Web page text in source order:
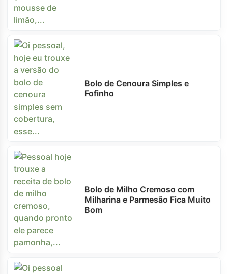
Bolo de Cenoura Simples e
Fofinho
Bolo de Milho Cremoso com
Milharina e Parmesão Fica Muito
Bom